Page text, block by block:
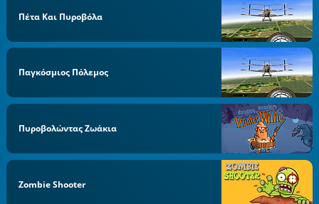
Πέτα Και Πυροβόλα
Παγκόσμιος Πόλεμος
Πυροβολώντας Ζωάκια
Zombie Shooter